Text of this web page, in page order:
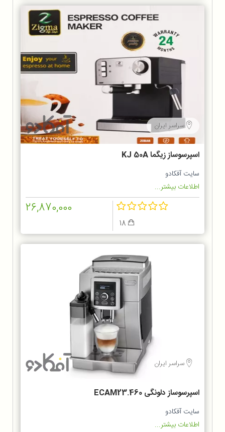
سراسر ایران
اسپرسوساز زیگما KJ 50A
سایت آفکادو
اطلاعات بیشتر...
26,870,000
سراسر ایران
اسپرسوساز دلونگی ECAM23.460
سایت آفکادو
اطلاعات بیشتر...